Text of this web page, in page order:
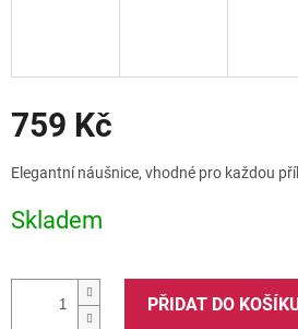
759 Kč
cena:
Elegantní náušnice, vhodné pro každou
Skladem
PŘIDAT DO